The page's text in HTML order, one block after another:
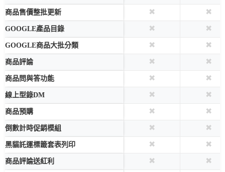
商品售價整批更新 ✖ ✖
GOOGLE產品目錄 ✖ ✖
GOOGLE商品大批分類 ✖ ✖
商品評論 ✖ ✖
商品問與答功能 ✖ ✖
線上型錄DM ✖ ✖
商品預購 ✖ ✖
倒數計時促銷模組 ✖ ✖
黑貓託運標籤套表列印 ✖ ✖
商品評論送紅利 ✖ ✖